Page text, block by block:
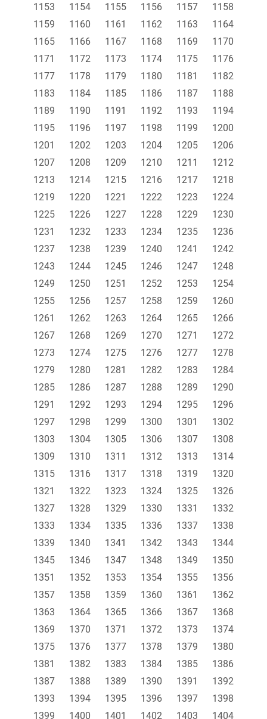
1153 1154 1155 1156 1157
1158
1159
1160 1161 1162 1163
1164
1165
1166 1167 1168 1169
1170
1171
1172 1173 1174 1175
1176
1177
1178 1179 1180 1181
1182
1183
1184 1185 1186 1187
1188
1189
1190 1191 1192 1193
1194
1195
1196 1197 1198 1199
1200
1201
1202 1203 1204 1205
1206
1207
1208 1209 1210 1211
1212
1213
1214 1215 1216 1217
1218
1219
1220 1221 1222 1223
1224
1225
1226 1227 1228 1229
1230
1231
1232 1233 1234 1235
1236
1237
1238 1239 1240 1241
1242
1243
1244 1245 1246 1247
1248
1249
1250 1251 1252 1253
1254
1255
1256 1257 1258 1259
1260
1261
1262 1263 1264 1265
1266
1267
1268 1269 1270 1271
1272
1273
1274 1275 1276 1277
1278
1279
1280 1281 1282 1283
1284
1285
1286 1287 1288 1289
1290
1291
1292 1293 1294 1295
1296
1297
1298 1299 1300 1301
1302
1303
1304 1305 1306 1307
1308
1309
1310 1311 1312 1313
1314
1315
1316 1317 1318 1319
1320
1321
1322 1323 1324 1325
1326
1327
1328 1329 1330 1331
1332
1333
1334 1335 1336 1337
1338
1339
1340 1341 1342 1343
1344
1345
1346 1347 1348 1349
1350
1351
1352 1353 1354 1355
1356
1357
1358 1359 1360 1361
1362
1363
1364 1365 1366 1367
1368
1369
1370 1371 1372 1373
1374
1375
1376 1377 1378 1379
1380
1381
1382 1383 1384 1385
1386
1387
1388 1389 1390 1391
1392
1393
1394 1395 1396 1397
1398
1399
1400 1401 1402 1403
1404